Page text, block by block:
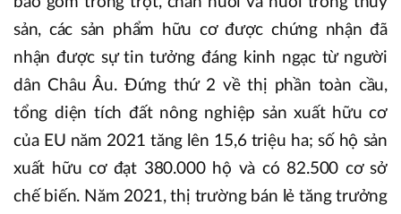
sản, các sản phẩm hữu cơ được chứng nhận đã
nhận được sự tin tưởng đáng kinh ngạc từ người
dân Châu Âu. Đứng thứ 2 về thị phần toàn cầu,
tổng diện tích đất nông nghiệp sản xuất hữu cơ
của EU năm 2021 tăng lên 15,6 triệu ha; số hộ sản
xuất hữu cơ đạt 380.000 hộ và có 82.500 cơ sở
chế biến. Năm 2021, thị trường bán lẻ tăng trưởng